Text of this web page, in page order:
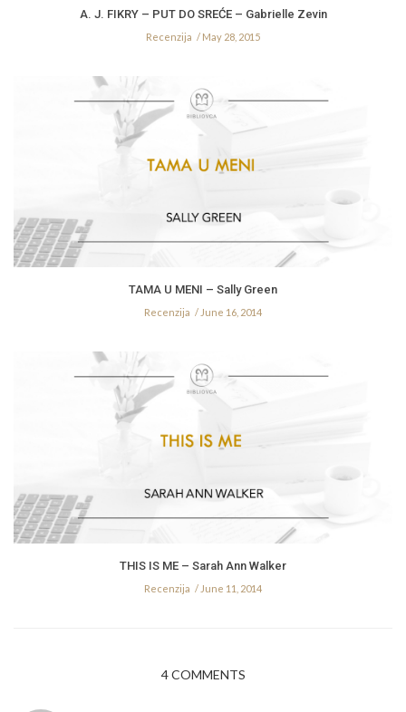
A. J. FIKRY – PUT DO SREĆE – Gabrielle Zevin
Recenzija May 28, 2015
TAMA U MENI – Sally Green
Recenzija June 16, 2014
THIS IS ME – Sarah Ann Walker
Recenzija June 11, 2014
4 COMMENTS